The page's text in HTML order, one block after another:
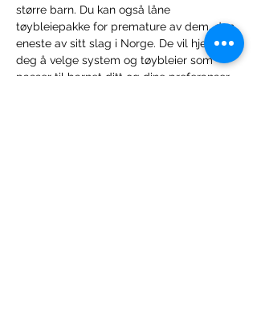
større barn. Du kan også låne
tøybleiepakke for premature av dem, den
eneste av sitt slag i Norge. De vil hjelpe
deg å velge system og tøybleier som
passer til barnet ditt og dine preferanser.